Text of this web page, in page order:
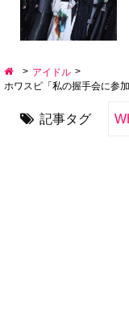
> アイドル >
ホワスピ「私の握手会に参
記事タグ